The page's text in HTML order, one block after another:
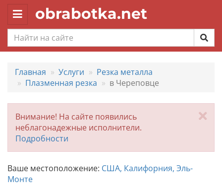
Toggle
navigation
obrabotka.net
Главная Услуги
Резка металла
Плазменная резка
в Череповце
Внимание! На сайте появились
неблагонадежные исполнители.
Подробности
Ваше местоположение: США, Калифорния, Эль-
Монте